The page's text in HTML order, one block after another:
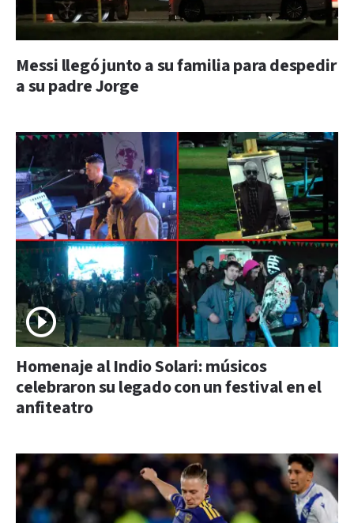
Messi llegó junto a su familia para despedir
a su padre Jorge
Homenaje al Indio Solari: músicos
celebraron su legado con un festival en el
anfiteatro